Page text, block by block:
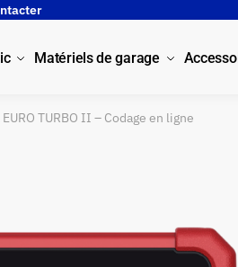
Matériels de garage
TURBO II – Codage en ligne